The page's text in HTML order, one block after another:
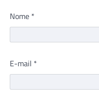
Nome *
E-mail *